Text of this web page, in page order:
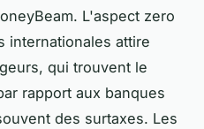
L'aspect zero
internationales attire
qui trouvent le
rapport aux banques
des surtaxes. Les